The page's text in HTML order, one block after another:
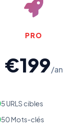
PRO
€199/an
5 URLS cibles
50 Mots-clés